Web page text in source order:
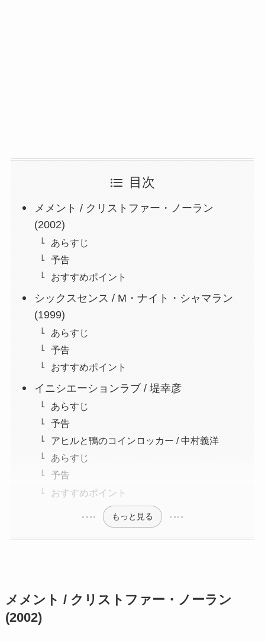
目次
メメント / クリストファー・ノーラン
(2002)
あらすじ
予告
おすすめポイント
シックスセンス / M・ナイト・シャマラン
(1999)
あらすじ
予告
おすすめポイント
イニシエーションラブ / 堤幸彦
あらすじ
予告
アヒルと鴨のコインロッカー / 中村義洋
あらすじ
予告
おすすめポイント
もっと見る
メメント / クリストファー・ノーラン
(2002)